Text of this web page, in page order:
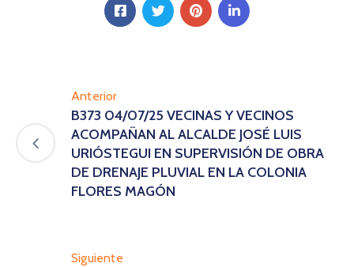
Anterior
B373 04/07/25 VECINAS Y VECINOS
ACOMPAÑAN AL ALCALDE JOSÉ LUIS
URIÓSTEGUI EN SUPERVISIÓN DE OBRA
DE DRENAJE PLUVIAL EN LA COLONIA
FLORES MAGÓN
Siguiente